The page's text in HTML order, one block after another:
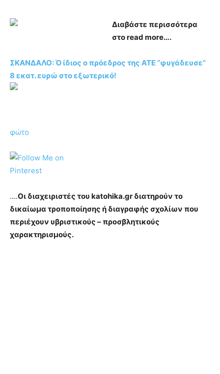
Διαβάστε περισσότερα
στο read more….
ΣΚΑΝΔΑΛΟ: Ό ίδιος ο πρόεδρος της ΑΤΕ “φυγάδευσε”
8 εκατ. ευρώ στο εξωτερικό!
φώτο
….Οι διαχειριστές του katohika.gr διατηρούν το
δικαίωμα τροποποίησης ή διαγραφής σχολίων που
περιέχουν υβριστικούς – προσβλητικούς
χαρακτηρισμούς.